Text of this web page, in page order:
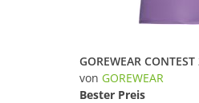
von GOREWEAR
Bester Preis